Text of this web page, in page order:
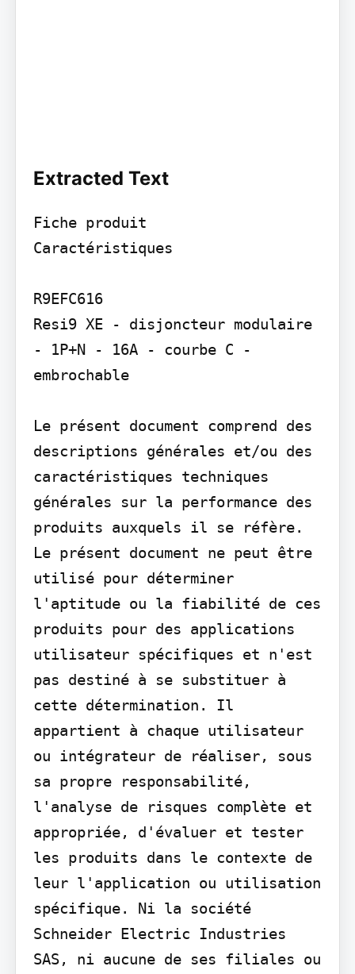
Extracted Text
Fiche produit
Caractéristiques
R9EFC616
Resi9 XE - disjoncteur modulaire
- 1P+N - 16A - courbe C -
embrochable
Le présent document comprend des
descriptions générales et/ou des
caractéristiques techniques
générales sur la performance des
produits auxquels il se réfère.
Le présent document ne peut être
utilisé pour déterminer
l'aptitude ou la fiabilité de ces
produits pour des applications
utilisateur spécifiques et n'est
pas destiné à se substituer à
cette détermination. Il
appartient à chaque utilisateur
ou intégrateur de réaliser, sous
sa propre responsabilité,
l'analyse de risques complète et
appropriée, d'évaluer et tester
les produits dans le contexte de
leur l'application ou utilisation
spécifique. Ni la société
Schneider Electric Industries
SAS, ni aucune de ses filiales ou